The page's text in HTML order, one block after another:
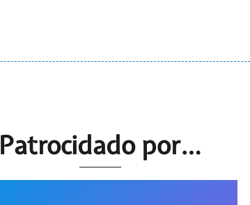
Patrocidado por…